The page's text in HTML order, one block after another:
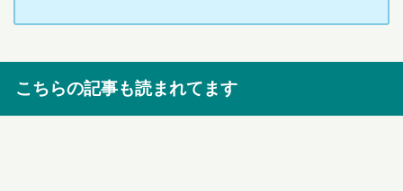
こちらの記事も読まれてます